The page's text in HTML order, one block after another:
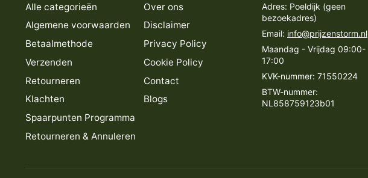
Alle categorieën
Algemene voorwaarden
Betaalmethode
Verzenden
Retourneren
Klachten
Spaarpunten Programma
Retourneren & Annuleren
Over ons
Disclaimer
Privacy Policy
Cookie Policy
Contact
Blogs
Adres: Poeldijk (geen
bezoekadres)
Email: info@prijzenstorm.nl
Maandag - Vrijdag 09:00-
17:00
KVK-nummer: 71550224
BTW-nummer:
NL858759123b01